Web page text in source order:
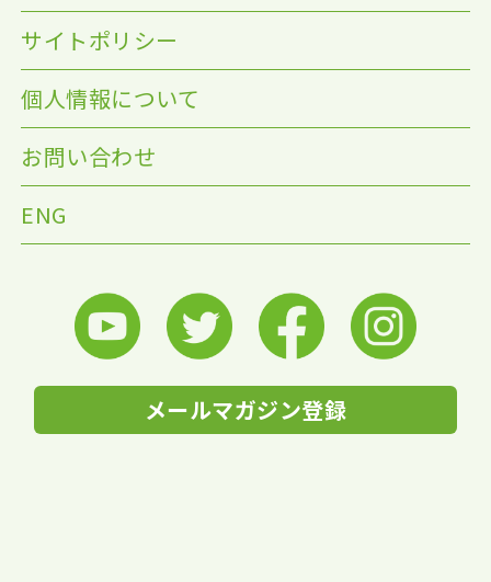
サイトポリシー
個人情報について
お問い合わせ
ENG
メールマガジン登録